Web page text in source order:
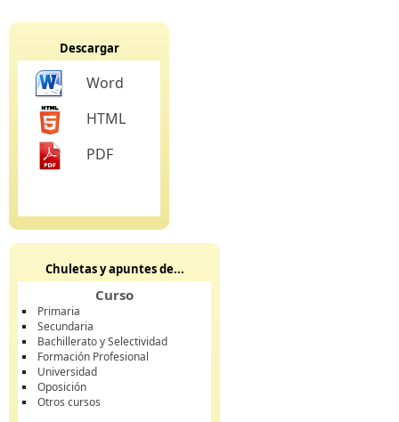
Descargar
Word
HTML
PDF
Chuletas y apuntes de...
Curso
Primaria
Secundaria
Bachillerato y Selectividad
Formación Profesional
Universidad
Oposición
Otros cursos